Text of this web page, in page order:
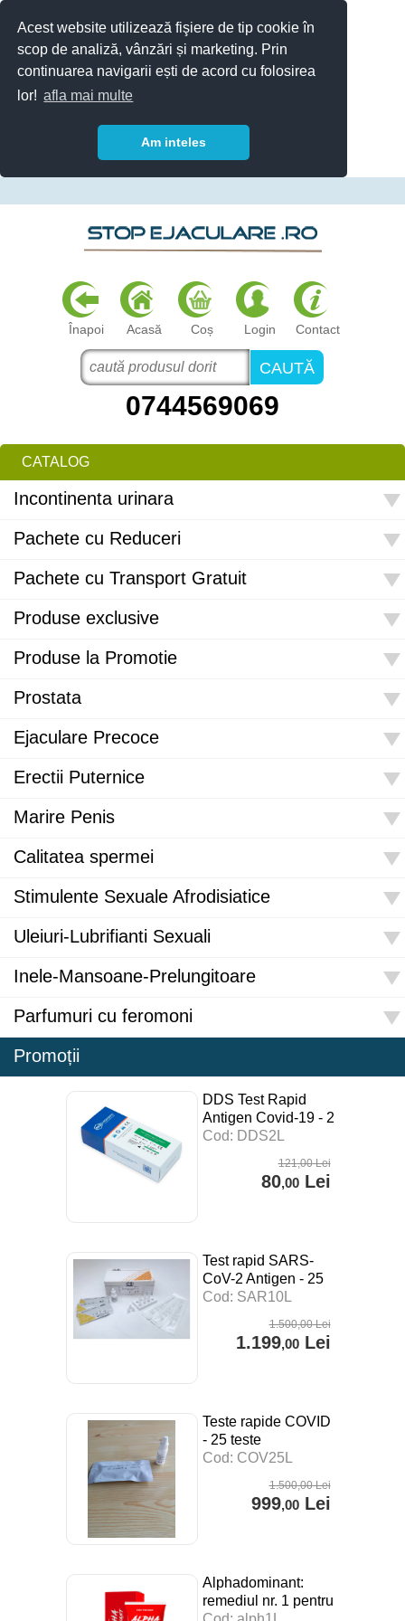
Acest website utilizează fişiere de tip cookie în
scop de analiză, vânzări și marketing. Prin
continuarea navigarii ești de acord cu folosirea
lor! afla mai multe
Am inteles
Înapoi Acasă Coș Login Contact
0744569069
CATALOG
Incontinenta urinara
Pachete cu Reduceri
Pachete cu Transport Gratuit
Produse exclusive
Produse la Promotie
Prostata
Ejaculare Precoce
Erectii Puternice
Marire Penis
Calitatea spermei
Stimulente Sexuale Afrodisiatice
Uleiuri-Lubrifianti Sexuali
Inele-Mansoane-Prelungitoare
Parfumuri cu feromoni
Promoții
DDS Test Rapid
Antigen Covid-19 - 2
buc
Cod: DDS2L
121,00Lei
80,00Lei
Test rapid SARS-
CoV-2 Antigen - 25
teste
Cod: SAR10L
1.500,00Lei
1.199,00Lei
Teste rapide COVID
- 25 teste
Cod: COV25L
1.500,00Lei
999,00Lei
Alphadominant:
remediul nr. 1 pentru